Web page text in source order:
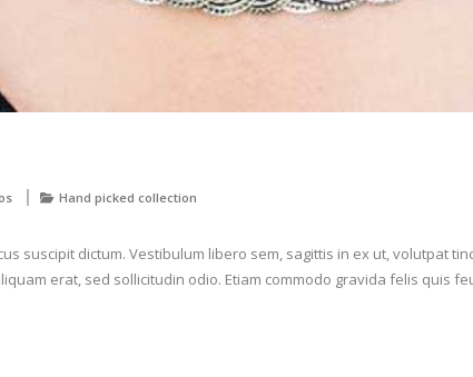
Hand picked collection
suscipit dictum. Vestibulum libero sem, sagittis in ex ut, volutpat
erat, sed sollicitudin odio. Etiam commodo gravida felis quis